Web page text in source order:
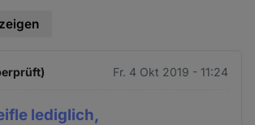
Fr. 4 Okt 2019 - 11:24
lediglich,